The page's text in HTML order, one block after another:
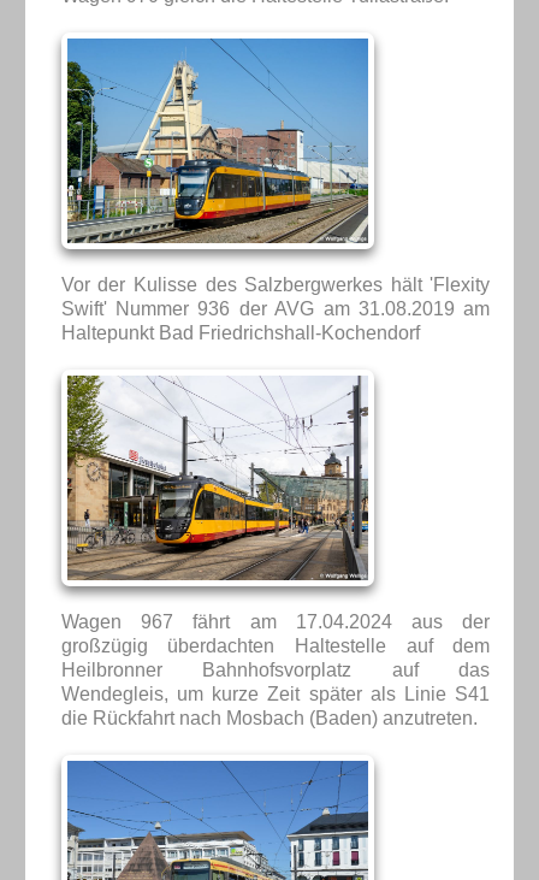
Vor der Kulisse des Salzbergwerkes hält 'Flexity
Swift' Nummer 936 der AVG am 31.08.2019 am
Haltepunkt Bad Friedrichshall-Kochendorf
Wagen 967 fährt am 17.04.2024 aus der
großzügig überdachten Haltestelle auf dem
Heilbronner Bahnhofsvorplatz auf das
Wendegleis, um kurze Zeit später als Linie S41
die Rückfahrt nach Mosbach (Baden) anzutreten.